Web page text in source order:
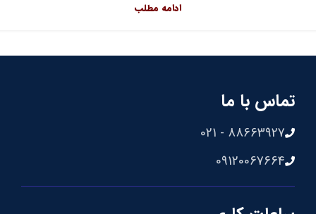
ادامه مطلب
تماس با ما
88663927 - 021
09120067664